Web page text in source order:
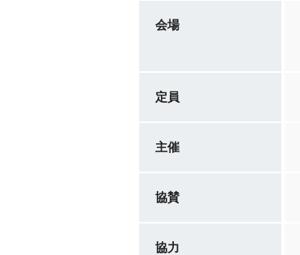
会場
定員
主催
協賛
協力